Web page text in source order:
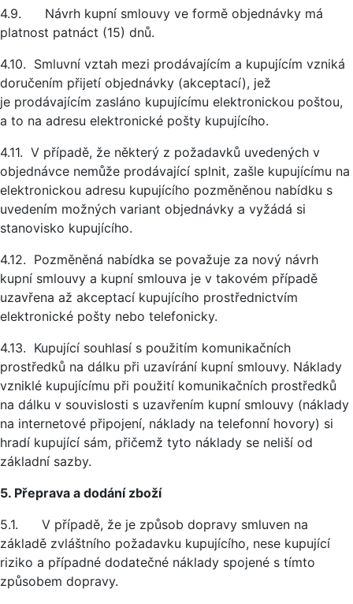
4.9. Návrh kupní smlouvy ve formě objednávky má
platnost patnáct (15) dnů.
4.10. Smluvní vztah mezi prodávajícím a kupujícím vzniká
doručením přijetí objednávky (akceptací), jež
je prodávajícím zasláno kupujícímu elektronickou poštou,
a to na adresu elektronické pošty kupujícího.
4.11. V případě, že některý z požadavků uvedených v
objednávce nemůže prodávající splnit, zašle kupujícímu na
elektronickou adresu kupujícího pozměněnou nabídku s
uvedením možných variant objednávky a vyžádá si
stanovisko kupujícího.
4.12. Pozměněná nabídka se považuje za nový návrh
kupní smlouvy a kupní smlouva je v takovém případě
uzavřena až akceptací kupujícího prostřednictvím
elektronické pošty nebo telefonicky.
4.13. Kupující souhlasí s použitím komunikačních
prostředků na dálku při uzavírání kupní smlouvy. Náklady
vzniklé kupujícímu při použití komunikačních prostředků
na dálku v souvislosti s uzavřením kupní smlouvy (náklady
na internetové připojení, náklady na telefonní hovory) si
hradí kupující sám, přičemž tyto náklady se neliší od
základní sazby.
5. Přeprava a dodání zboží
5.1. V případě, že je způsob dopravy smluven na
základě zvláštního požadavku kupujícího, nese kupující
riziko a případné dodatečné náklady spojené s tímto
způsobem dopravy.